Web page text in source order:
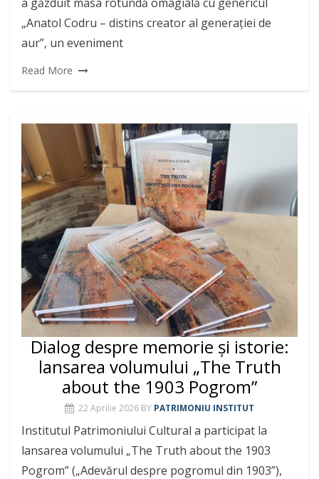
„Anatol Codru – distins creator al generației de
aur”, un eveniment
Read More
Dialog despre memorie și istorie:
lansarea volumului „The Truth
about the 1903 Pogrom”
22 Aprilie 2026 BY PATRIMONIU INSTITUT
Institutul Patrimoniului Cultural a participat la
lansarea volumului „The Truth about the 1903
Pogrom” („Adevărul despre pogromul din 1903”),